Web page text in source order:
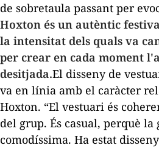
de sobretaula passant per
Hoxton és un autèntic
la intensitat dels quals va
per crear en cada moment
desitjada.El disseny de
va en línia amb el caràcter
Hoxton. “El vestuari és
del grup. És casual, perquè la
comodíssima. Ha estat